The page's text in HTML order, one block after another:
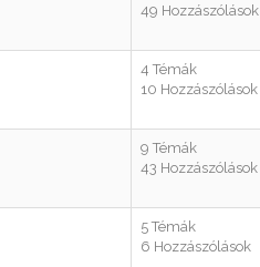
49 Hozzászólások
4 Témák
10 Hozzászólások
9 Témák
43 Hozzászólások
5 Témák
6 Hozzászólások